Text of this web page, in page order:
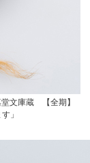
文庫蔵 【全期】
」